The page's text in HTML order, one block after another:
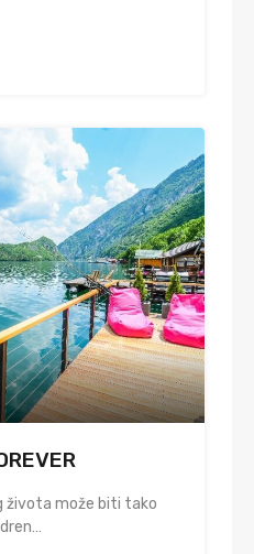
života može biti tako